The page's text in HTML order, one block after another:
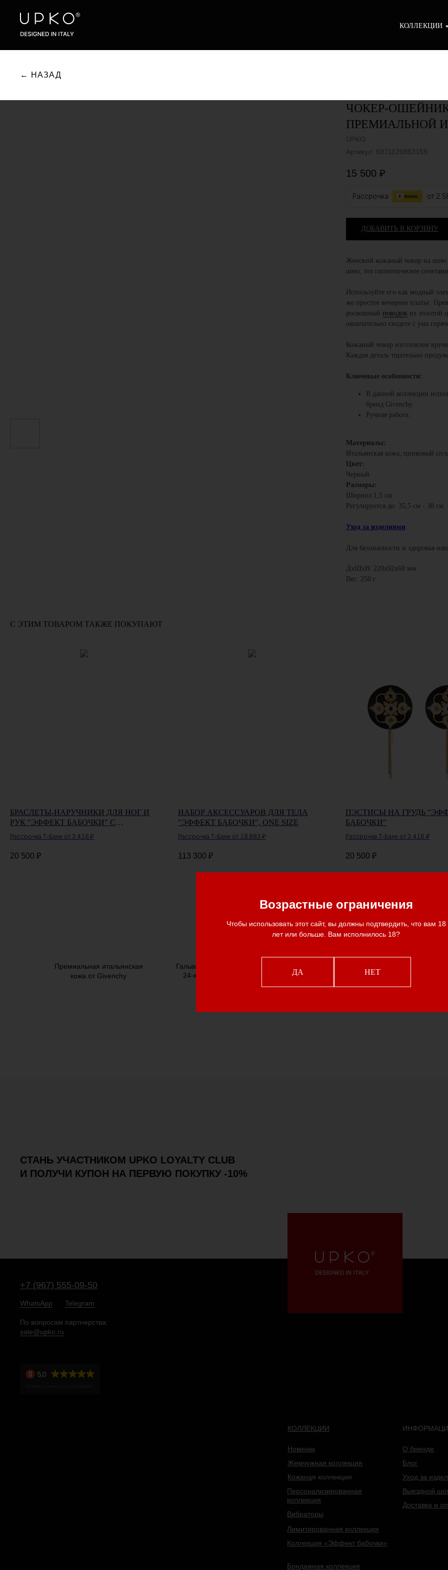
КОЛЛЕКЦИИ
← НАЗАД
Возрастные ограничения
Чтобы использовать этот сайт, вы должны подтвердить, что вам 18
лет или больше. Вам исполнилось 18?
ДА НЕТ
ЧОКЕР-
ПРЕМИАЛЬНОЙ
UPKO
Артикул: 6971126863159
15 500 ₽
Рассрочка от 2
ДОБАВИТЬ В КОРЗИНУ
Женский кожаный чокер на шею
шею, это гипнотическое
Используйте его как модный
же простое вечернее платье.
роскошный поводок из золотой
окончательно сведете с ума
Кожаный чокер изготовлен
Каждая деталь тщательно
Ключевые особенности:
В данной коллекции
бренд Givenchy.
Ручная работа.
Материалы:
Итальянская кожа, цинковый
Цвет:
Черный
Размеры:
Ширина:1,5 см
Регулируется до: 35,5 см - 38 см
Уход за изделиями
Для безопасности и здоровья
ДxШxВ: 220x92x60 мм
Вес: 250 г
С ЭТИМ ТОВАРОМ ТАКЖЕ ПОКУПАЮТ
БРАСЛЕТЫ-НАРУЧНИКИ ДЛЯ НОГ И
РУК "ЭФФЕКТ БАБОЧКИ" С
ФИКСАТОРОМ
Рассрочка Т-Банк от 3 416 ₽
20 500 ₽
НАБОР АКСЕССУАРОВ ДЛЯ ТЕЛА
"ЭФФЕКТ БАБОЧКИ", ONE SIZE
Рассрочка Т-Банк от 18 883 ₽
113 300 ₽
ПЭСТИСЫ НА ГРУДЬ
БАБОЧКИ"
Рассрочка Т-Банк от 3 416 ₽
20 500 ₽
Премиальная итальянская
кожа от Givenchy
Гальваническое покрытие
24-каратным золотом
СТАНЬ УЧАСТНИКОМ UPKO LOYALTY CLUB
И ПОЛУЧИ КУПОН НА ПЕРВУЮ ПОКУПКУ -10%
+7 (967) 555-09-50
КОЛЛЕКЦИИ
Новинки
Жемчужная коллекция
Кожаная коллекция
Персонализированная
коллекция
Лимитированная коллекция
О бренде
Блог
Уход за
Коллекция «Эффект бабочки»
Бондажная коллекция
Выездной
Доставка и
По вопросам партнерства:
sale@upko.ru
WhatsApp Telegram
Вибраторы